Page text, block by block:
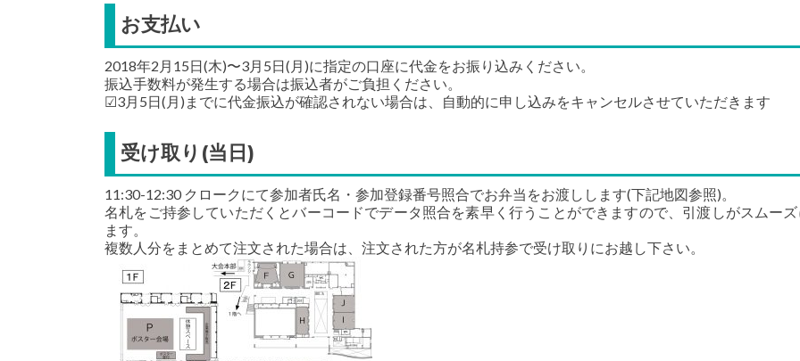
お支払い
2018年2月15日(木)〜3月5日(月)に指定の口座に代金をお振り込みください。
振込手数料が発生する場合は振込者がご負担ください。
☑3月5日(月)までに代金振込が確認されない場合は、自動的に申し込みをキャンセルさせていただきます
受け取り(当日)
11:30-12:30 クロークにて参加者氏名・参加登録番号照合でお弁当をお渡しします(下記地図参照)。
名札をご持参していただくとバーコードでデータ照合を素早く行うことができますので、引渡しがスムー
ます。
複数人分をまとめて注文された場合は、注文された方が名札持参で受け取りにお越し下さい。